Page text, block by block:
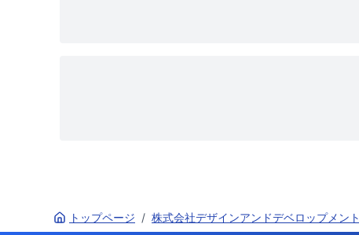
トップページ / 株式会社デザインアンドデベロップメント